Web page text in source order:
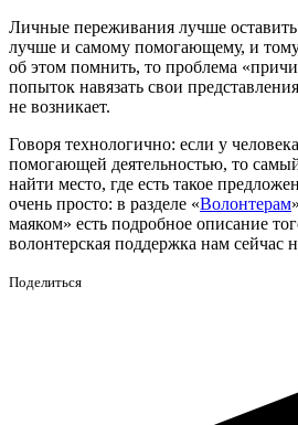
Личные переживания лучше
лучше и самому помогающему, и
об этом помнить, то проблема
попыток навязать свои
не возникает.
Говоря технологично: если у
помогающей деятельностью, то
найти место, где есть такое
очень просто: в разделе «Волонтерам
маяком» есть подробное описание
волонтерская поддержка нам сейчас
Поделиться